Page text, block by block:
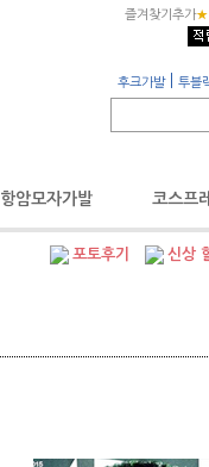
즐겨찾기추가★
후크가발| 투블
항암모자가발 코스프
포토후기 신상